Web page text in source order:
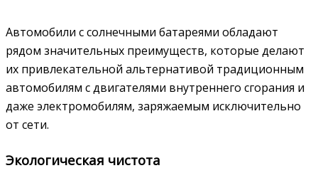
Автомобили с солнечными батареями обладают
рядом значительных преимуществ, которые делают
их привлекательной альтернативой традиционным
автомобилям с двигателями внутреннего сгорания и
даже электромобилям, заряжаемым исключительно
от сети.
Экологическая чистота